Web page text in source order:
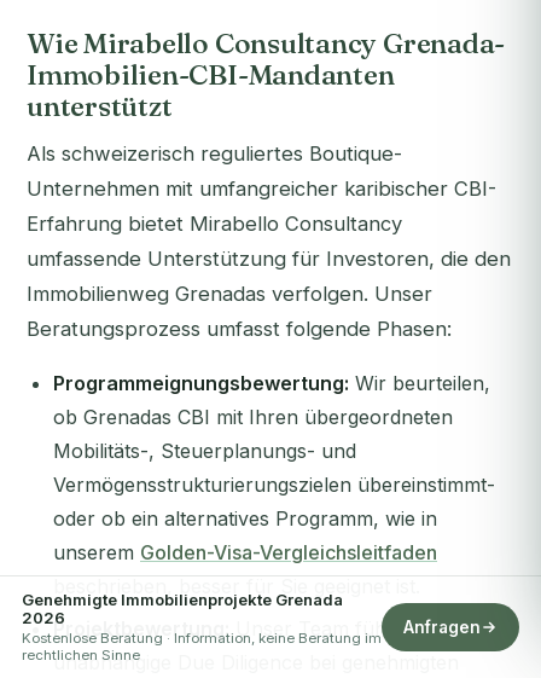
Wie Mirabello Consultancy Grenada-
Immobilien-CBI-Mandanten
unterstützt
Als schweizerisch reguliertes Boutique-
Unternehmen mit umfangreicher karibischer CBI-
Erfahrung bietet Mirabello Consultancy
umfassende Unterstützung für Investoren, die den
Immobilienweg Grenadas verfolgen. Unser
Beratungsprozess umfasst folgende Phasen:
Programmeignungsbewertung: Wir beurteilen,
ob Grenadas CBI mit Ihren übergeordneten
Mobilitäts-, Steuerplanungs- und
Vermögensstrukturierungszielen übereinstimmt-
oder ob ein alternatives Programm, wie in
unserem Golden-Visa-Vergleichsleitfaden
Projektbewertung:Unser Team führt eine
unabhängige Due Diligence bei genehmigten
Genehmigte Immobilienprojekte Grenada
2026
Kostenlose Beratung · Information, keine Beratung im
rechtlichen Sinne
Anfragen